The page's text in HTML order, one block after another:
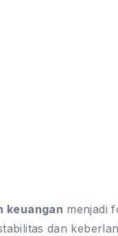
keuangan menjadi
dan